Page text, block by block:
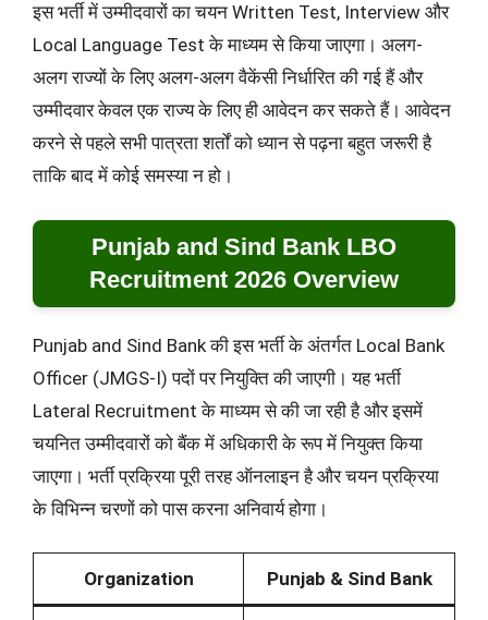
इस भर्ती में उम्मीदवारों का चयन Written Test, Interview और
Local Language Test के माध्यम से किया जाएगा। अलग-
अलग राज्यों के लिए अलग-अलग वैकेंसी निर्धारित की गई हैं और
उम्मीदवार केवल एक राज्य के लिए ही आवेदन कर सकते हैं। आवेदन
करने से पहले सभी पात्रता शर्तों को ध्यान से पढ़ना बहुत जरूरी है
ताकि बाद में कोई समस्या न हो।
Punjab and Sind Bank LBO
Recruitment 2026 Overview
Punjab and Sind Bank की इस भर्ती के अंतर्गत Local Bank
Officer (JMGS-I) पदों पर नियुक्ति की जाएगी। यह भर्ती
Lateral Recruitment के माध्यम से की जा रही है और इसमें
चयनित उम्मीदवारों को बैंक में अधिकारी के रूप में नियुक्त किया
जाएगा। भर्ती प्रक्रिया पूरी तरह ऑनलाइन है और चयन प्रक्रिया
के विभिन्न चरणों को पास करना अनिवार्य होगा।
Organization Punjab & Sind Bank